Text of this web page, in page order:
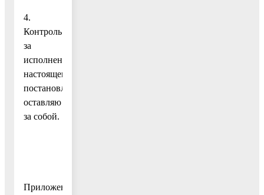
4.
Контроль
за
исполнением
настоящего
постановления
оставляю
за собой.
Приложение